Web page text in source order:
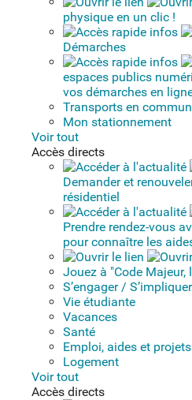
physique en un clic !
Démarches
espaces publics
vos démarches en
Transports en
Mon stationnement
Voir tout
Accès directs
Demander et
résidentiel
Prendre rendez-vous
pour connaître les
Jouez à "Code Majeur,
S’engager / S’impliquer
Vie étudiante
Vacances
Santé
Emploi, aides et projets
Logement
Voir tout
Accès directs